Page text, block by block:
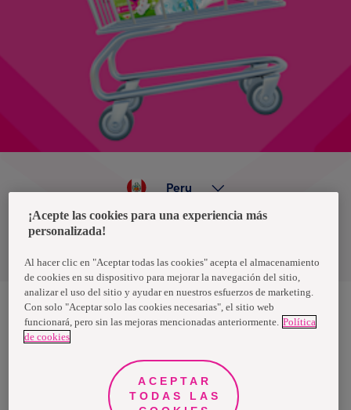
Política de privacidad de datos
Peru
Nosotras, una marca de Essity - una compañía global líder en
higiene y salud. Cada día, mil millones de personas, en todo el
propósito es romper barreras por el bienestar en beneficio de
consumidores, pacientes, cuidadores, clientes y la sociedad en
general. Vendemos en aproximadamente 150 países bajo las
principales marcas globales TENA y Tork, así como otras marcas
¡Acepte las cookies para una experiencia más
personalizada!
Al hacer clic en "Aceptar todas las cookies" acepta el almacenamiento
de cookies en su dispositivo para mejorar la navegación del sitio,
analizar el uso del sitio y ayudar en nuestros esfuerzos de marketing.
Con solo "Aceptar solo las cookies necesarias", el sitio web
funcionará, pero sin las mejoras mencionadas anteriormente. Política
de cookies
ACEPTAR
TODAS LAS